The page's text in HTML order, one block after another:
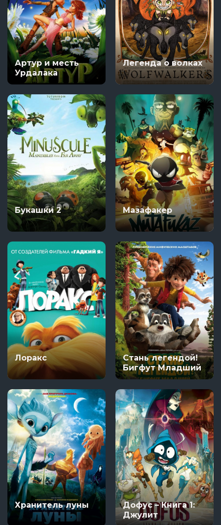
Артур и месть
Урдалака
Легенда о волках
Букашки 2 Мазафакер
Лоракс
Стань легендой!
Бигфут Младший
Хранитель луны
Дофус – Книга 1:
Джулит